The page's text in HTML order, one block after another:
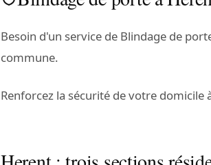
Besoin d'un service de Blindage de
commune.
Renforcez la sécurité de votre domicile